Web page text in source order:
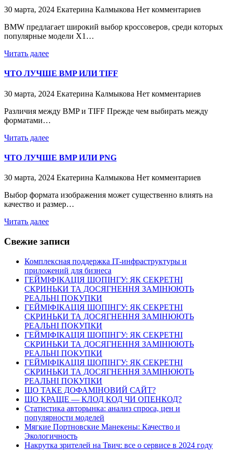
30 марта, 2024 Екатерина Калмыкова Нет комментариев
BMW предлагает широкий выбор кроссоверов, среди которых
популярные модели X1…
Читать далее
ЧТО ЛУЧШЕ BMP ИЛИ TIFF
30 марта, 2024 Екатерина Калмыкова Нет комментариев
Различия между BMP и TIFF Прежде чем выбирать между
форматами…
Читать далее
ЧТО ЛУЧШЕ BMP ИЛИ PNG
30 марта, 2024 Екатерина Калмыкова Нет комментариев
Выбор формата изображения может существенно влиять на
качество и размер…
Читать далее
Свежие записи
Комплексная поддержка IT-инфраструктуры и
приложений для бизнеса
ГЕЙМІФІКАЦІЯ ШОПІНГУ: ЯК СЕКРЕТНІ
СКРИНЬКИ ТА ДОСЯГНЕННЯ ЗАМІНЮЮТЬ
РЕАЛЬНІ ПОКУПКИ
ГЕЙМІФІКАЦІЯ ШОПІНГУ: ЯК СЕКРЕТНІ
СКРИНЬКИ ТА ДОСЯГНЕННЯ ЗАМІНЮЮТЬ
РЕАЛЬНІ ПОКУПКИ
ГЕЙМІФІКАЦІЯ ШОПІНГУ: ЯК СЕКРЕТНІ
СКРИНЬКИ ТА ДОСЯГНЕННЯ ЗАМІНЮЮТЬ
РЕАЛЬНІ ПОКУПКИ
ГЕЙМІФІКАЦІЯ ШОПІНГУ: ЯК СЕКРЕТНІ
СКРИНЬКИ ТА ДОСЯГНЕННЯ ЗАМІНЮЮТЬ
РЕАЛЬНІ ПОКУПКИ
ЩО ТАКЕ ДОФАМІНОВИЙ САЙТ?
ЩО КРАЩЕ — КЛОД КОД ЧИ ОПЕНКОД?
Статистика авторынка: анализ спроса, цен и
популярности моделей
Мягкие Портновские Манекены: Качество и
Экологичность
Накрутка зрителей на Твич: все о сервисе в 2024 году